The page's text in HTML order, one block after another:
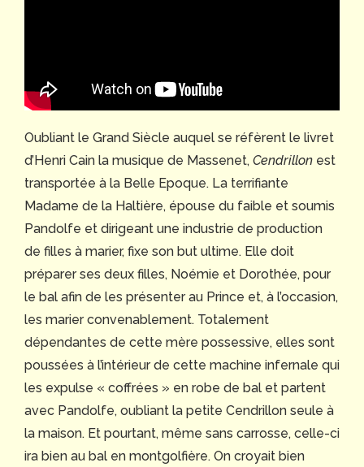
Oubliant le Grand Siècle auquel se réfèrent le livret
d’Henri Cain la musique de Massenet, Cendrillon est
transportée à la Belle Epoque. La terrifiante
Madame de la Haltière, épouse du faible et soumis
Pandolfe et dirigeant une industrie de production
de filles à marier, fixe son but ultime. Elle doit
préparer ses deux filles, Noémie et Dorothée, pour
le bal afin de les présenter au Prince et, à l’occasion,
les marier convenablement. Totalement
dépendantes de cette mère possessive, elles sont
poussées à l’intérieur de cette machine infernale qui
les expulse « coffrées » en robe de bal et partent
avec Pandolfe, oubliant la petite Cendrillon seule à
la maison. Et pourtant, même sans carrosse, celle-ci
ira bien au bal en montgolfière. On croyait bien